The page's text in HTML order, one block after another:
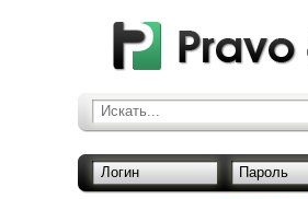
Искать...
Логин Пароль